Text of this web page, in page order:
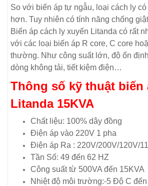
So với biến áp tự ngẫu, loại cách ly
hơn. Tuy nhiên có tính năng chống
Biến áp cách ly xuyến Litanda có rất
với các loại biến áp R core, C core
thường. Như công suất lớn, độ ổn
dòng không tải, tiết kiệm điện…
Thông số kỹ thuật biến
Litanda 15KVA
Chất liệu: 100% dây đồng
Điện áp vào 220V 1 pha
Điện áp Ra : 220V/200V/120V/
Tần Số: 49 đến 62 HZ
Công suất từ 500VA đến 15KVA
Nhiệt độ môi trường:-5 Độ C